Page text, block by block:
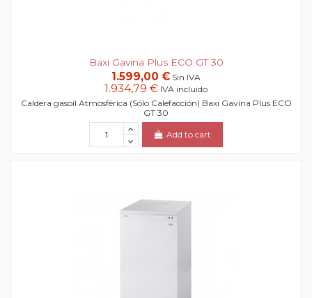
Baxi Gavina Plus ECO GT 30
1.599,00 € Sin IVA
1.934,79 € IVA incluido
Caldera gasoil Atmosférica (Sólo Calefacción) Baxi Gavina Plus ECO
GT 30
Add to cart